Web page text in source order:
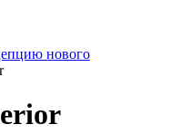
нового